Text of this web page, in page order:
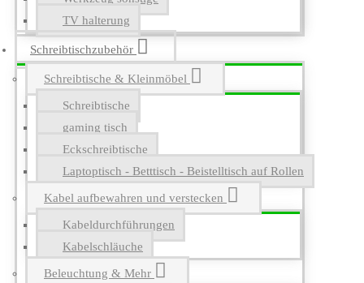
TV halterung
Schreibtischzubehör
Schreibtische & Kleinmöbel
Schreibtische
gaming tisch
Eckschreibtische
Laptoptisch - Betttisch - Beistelltisch auf Rollen
Kabel aufbewahren und verstecken
Kabeldurchführungen
Kabelschläuche
Beleuchtung & Mehr